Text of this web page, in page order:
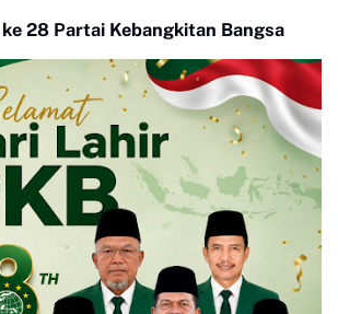
28 Partai Kebangkitan Bangsa